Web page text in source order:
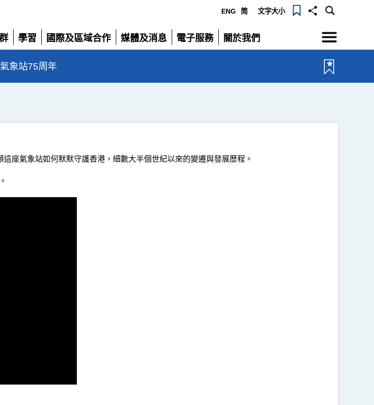
ENG 简 文字大小
學習
展
開
國際及區域合作
展
開
媒體及消息
展
電子服務
展
關於我們
展
選
單
象站75周年
座氣象站如何默默守護香港，細數大半個世紀以來的變遷與發展歷程。